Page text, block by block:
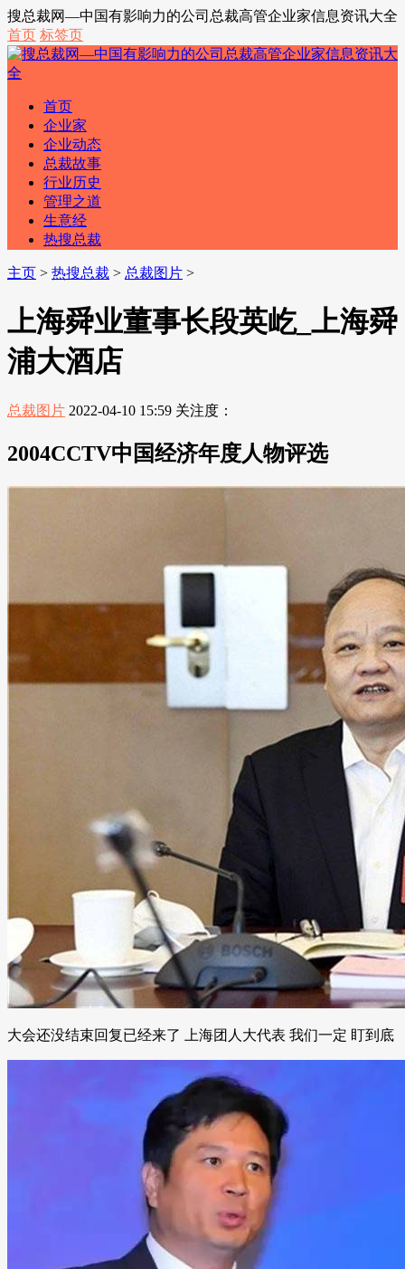
搜总裁网—中国有影响力的公司总裁高管企业家信息资讯大全
首页 标签页
首页
企业家
企业动态
总裁故事
行业历史
管理之道
生意经
热搜总裁
主页 > 热搜总裁 > 总裁图片 >
上海舜业董事长段英屹_上海舜
浦大酒店
总裁图片 2022-04-10 15:59 关注度：
2004CCTV中国经济年度人物评选
大会还没结束回复已经来了 上海团人大代表 我们一定 盯到底